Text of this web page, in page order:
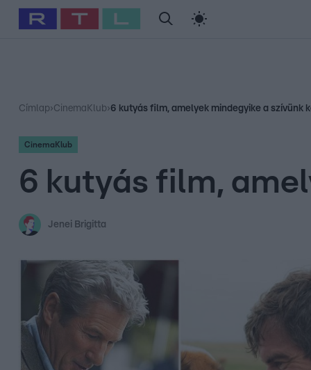
Babits Marcella Szellő István Most Wanted
Címlap›CinemaKlub›6 kutyás film, amelyek mindegyike a szívünk
CinemaKlub
6 kutyás film,
Jenei Brigitta